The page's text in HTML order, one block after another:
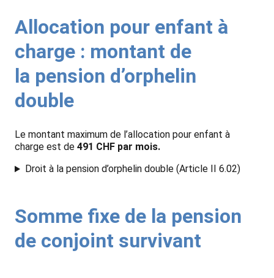
Allocation pour enfant à
charge : montant de
la pension d’orphelin
double
Le montant maximum de l’allocation pour enfant à
charge est de 491 CHF par mois.
Droit à la pension d’orphelin double (Article II 6.02)
Somme fixe de la pension
de conjoint survivant